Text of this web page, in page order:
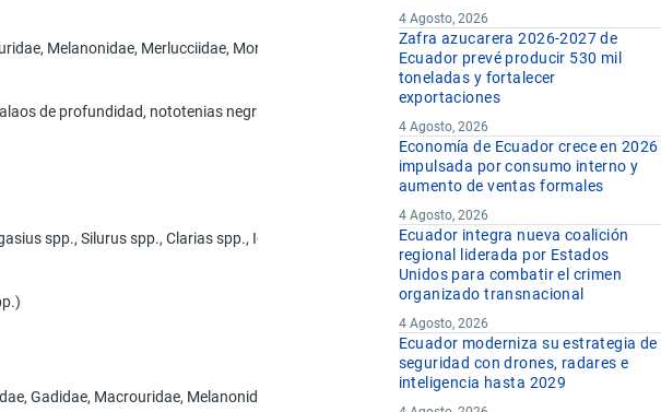
Melanonidae, Merlucciidae, Moridae y Muraenolepididae
de profundidad, nototenias negras) (Dissostichus spp.)
spp., Silurus spp., Clarias spp., Ictalurus spp.), carpas (Cyprinus spp., Carassius spp.,
Gadidae, Macrouridae, Melanonidae, Merlucciidae, Moridae y Muraenolepididae:
4 Agosto, 2026
Zafra azucarera 2026-2027 de
Ecuador prevé producir 530 mil
toneladas y fortalecer
exportaciones
4 Agosto, 2026
Economía de Ecuador crece en 2026
impulsada por consumo interno y
aumento de ventas formales
4 Agosto, 2026
Ecuador integra nueva coalición
regional liderada por Estados
Unidos para combatir el crimen
organizado transnacional
4 Agosto, 2026
Ecuador moderniza su estrategia de
seguridad con drones, radares e
inteligencia hasta 2029